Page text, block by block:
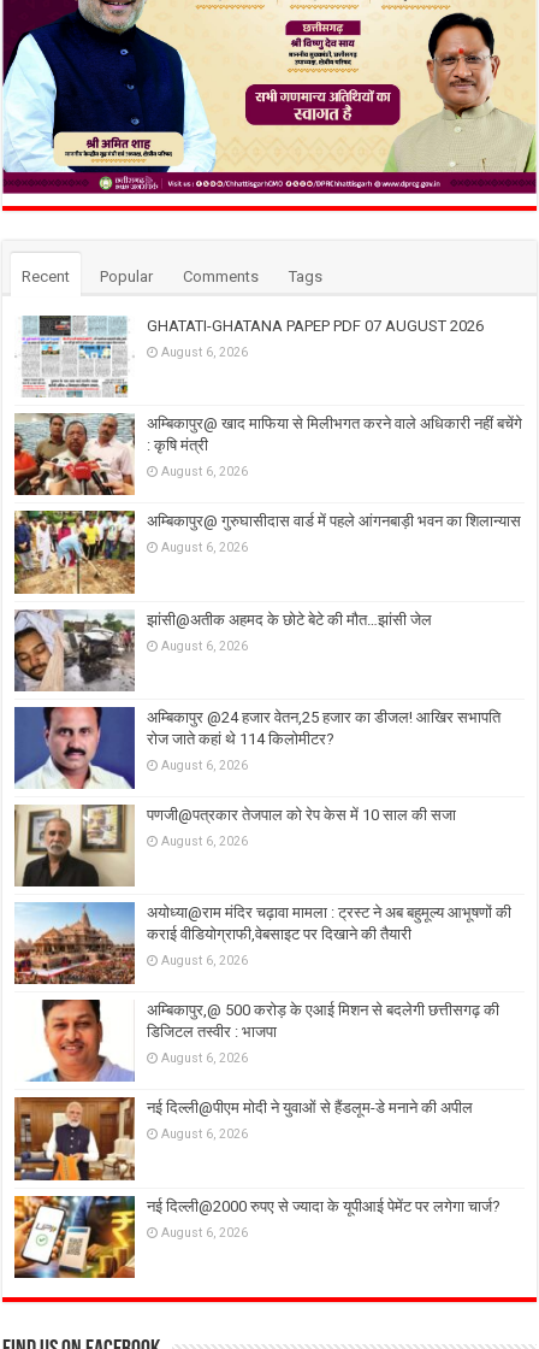
Recent Popular Comments Tags
GHATATI-GHATANA PAPEP PDF 07 AUGUST 2026
August 6, 2026
अम्बिकापुर@ खाद माफिया से मिलीभगत करने वाले अधिकारी नहीं बचेंगे
: कृषि मंत्री
August 6, 2026
अम्बिकापुर@ गुरुघासीदास वार्ड में पहले आंगनबाड़ी भवन का शिलान्यास
August 6, 2026
झांसी@अतीक अहमद के छोटे बेटे की मौत…झांसी जेल
August 6, 2026
अम्बिकापुर @24 हजार वेतन,25 हजार का डीजल! आखिर सभापति
रोज जाते कहां थे 114 किलोमीटर?
August 6, 2026
पणजी@पत्रकार तेजपाल को रेप केस में 10 साल की सजा
August 6, 2026
अयोध्या@राम मंदिर चढ़ावा मामला : ट्रस्ट ने अब बहुमूल्य आभूषणों की
कराई वीडियोग्राफी,वेबसाइट पर दिखाने की तैयारी
August 6, 2026
अम्बिकापुर,@ 500 करोड़ के एआई मिशन से बदलेगी छत्तीसगढ़ की
डिजिटल तस्वीर : भाजपा
August 6, 2026
नई दिल्ली@पीएम मोदी ने युवाओं से हैंडलूम-डे मनाने की अपील
August 6, 2026
नई दिल्ली@2000 रुपए से ज्यादा के यूपीआई पेमेंट पर लगेगा चार्ज?
August 6, 2026